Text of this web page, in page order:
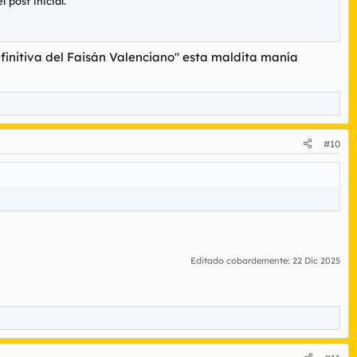
del Faisán Valenciano" esta maldita manía
#10
Editado cobardemente: 22 Dic 2025